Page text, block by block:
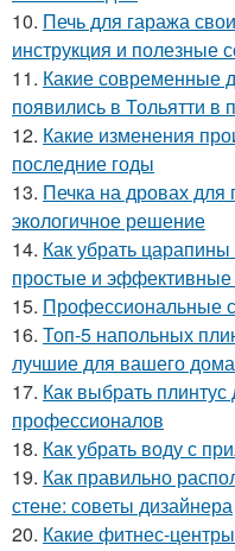
10. Печь для гаража
инструкция и полезные
11. Какие современные
появились в Тольятти в
12. Какие изменения
последние годы
13. Печка на дровах для
экологичное решение
14. Как убрать
простые и
15. Профессиональные
16. Топ-5 напольных
лучшие для вашего дома
17. Как выбрать
профессионалов
18. Как убрать воду с
19. Как правильно
стене: советы дизайнера
20. Какие фитнес-